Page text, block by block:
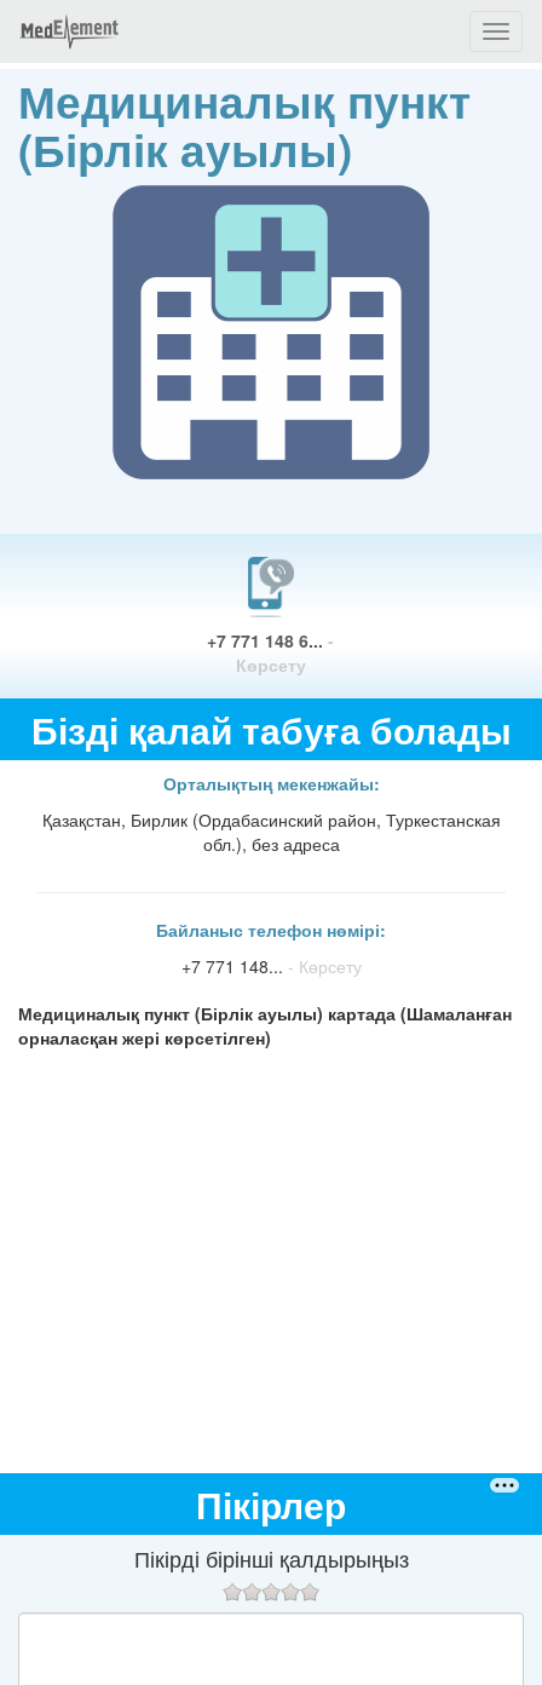
Медициналық пункт
(Бірлік ауылы)
+7 771 148 6...-
Көрсету
Бізді қалай табуға болады
Орталықтың мекенжайы:
Қазақстан, Бирлик (Ордабасинский район, Туркестанская
обл.), без адреса
Байланыс телефон нөмірі:
+7 771 148... - Көрсету
Медициналық пункт (Бірлік ауылы) картада (Шамаланған
орналасқан жері көрсетілген)
Пікірлер
Пікірді бірінші қалдырыңыз